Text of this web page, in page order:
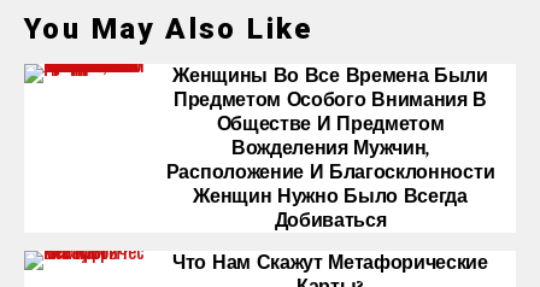
You May Also Like
Женщины Во Все Времена Были
Предметом Особого Внимания В
Обществе И Предметом
Вожделения Мужчин,
Расположение И Благосклонности
Женщин Нужно Было Всегда
Добиваться
Что Нам Скажут Метафорические